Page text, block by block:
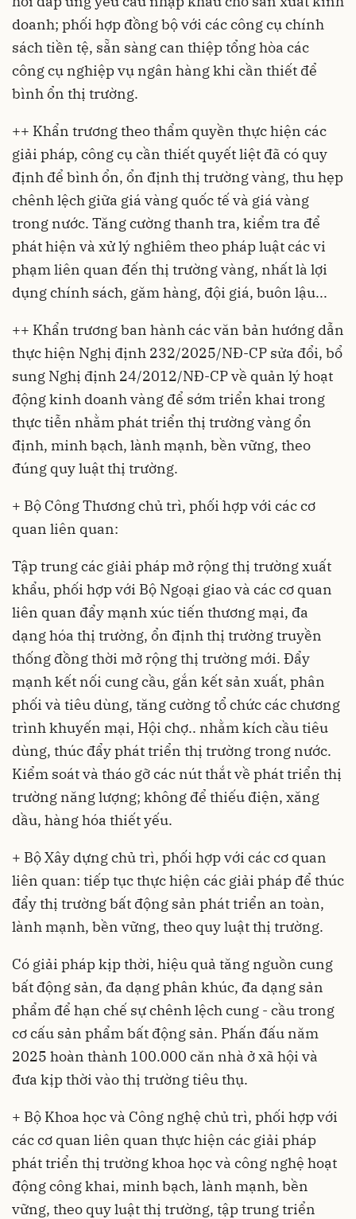
doanh; phối hợp đồng bộ với các công cụ chính
sách tiền tệ, sẵn sàng can thiệp tổng hòa các
công cụ nghiệp vụ ngân hàng khi cần thiết để
bình ổn thị trường.
++ Khẩn trương theo thẩm quyền thực hiện các
giải pháp, công cụ cần thiết quyết liệt đã có quy
định để bình ổn, ổn định thị trường vàng, thu hẹp
chênh lệch giữa giá vàng quốc tế và giá vàng
trong nước. Tăng cường thanh tra, kiểm tra để
phát hiện và xử lý nghiêm theo pháp luật các vi
phạm liên quan đến thị trường vàng, nhất là lợi
dụng chính sách, găm hàng, đội giá, buôn lậu...
++ Khẩn trương ban hành các văn bản hướng dẫn
thực hiện Nghị định 232/2025/NĐ-CP sửa đổi, bổ
sung Nghị định 24/2012/NĐ-CPvề quản lý hoạt
động kinh doanh vàng để sớm triển khai trong
thực tiễn nhằm phát triển thị trường vàng ổn
định, minh bạch, lành mạnh, bền vững, theo
đúng quy luật thị trường.
+ Bộ Công Thương chủ trì, phối hợp với các cơ
quan liên quan:
Tập trung các giải pháp mở rộng thị trường xuất
khẩu, phối hợp với Bộ Ngoại giao và các cơ quan
liên quan đẩy mạnh xúc tiến thương mại, đa
dạng hóa thị trường, ổn định thị trường truyền
thống đồng thời mở rộng thị trường mới. Đẩy
mạnh kết nối cung cầu, gắn kết sản xuất, phân
phối và tiêu dùng, tăng cường tổ chức các chương
trình khuyến mại, Hội chợ.. nhằm kích cầu tiêu
dùng, thúc đẩy phát triển thị trường trong nước.
Kiểm soát và tháo gỡ các nút thắt về phát triển thị
trường năng lượng; không để thiếu điện, xăng
dầu, hàng hóa thiết yếu.
+ Bộ Xây dựng chủ trì, phối hợp với các cơ quan
liên quan: tiếp tục thực hiện các giải pháp để thúc
đẩy thị trường bất động sản phát triển an toàn,
lành mạnh, bền vững, theo quy luật thị trường.
Có giải pháp kịp thời, hiệu quả tăng nguồn cung
bất động sản, đa dạng phân khúc, đa dạng sản
phẩm để hạn chế sự chênh lệch cung - cầu trong
cơ cấu sản phẩm bất động sản. Phấn đấu năm
2025 hoàn thành 100.000 căn nhà ở xã hội và
đưa kịp thời vào thị trường tiêu thụ.
+ Bộ Khoa học và Công nghệ chủ trì, phối hợp với
các cơ quan liên quan thực hiện các giải pháp
phát triển thị trường khoa học và công nghệ hoạt
động công khai, minh bạch, lành mạnh, bền
vững, theo quy luật thị trường, tập trung triển